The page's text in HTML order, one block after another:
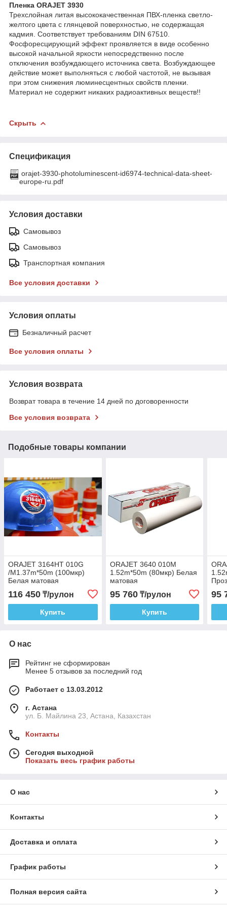
Пленка ORAJET 3930
Трехслойная литая высококачественная ПВХ-пленка светло-
желтого цвета с глянцевой поверхностью, не содержащая
кадмия. Соответствует требованиям DIN 67510.
Фосфоресцирующий эффект проявляется в виде особенно
высокой начальной яркости непосредственно после
отключения возбуждающего источника света. Возбуждающее
действие может выполняться с любой частотой, не вызывая
при этом снижения люминесцентных свойств пленки.
Материал не содержит никаких радиоактивных веществ!!
Скрыть
Спецификация
orajet-3930-photoluminescent-id6974-technical-data-sheet-
europe-ru.pdf
Условия доставки
Самовывоз
Самовывоз
Транспортная компания
Все условия доставки
Условия оплаты
Безналичный расчет
Все условия оплаты
Условия возврата
Возврат товара в течение 14 дней по договоренности
Все условия возврата
Подобные товары компании
ORAJET 3164HT 010G
/M1.37m*50m (100мкр)
Белая матовая
116 450 ₸/рулон
Купить
ORAJET 3640 010М
1.52m*50m (80мкр) Белая
матовая
95 760₸/рулон
Купить
95
О нас
Рейтинг не сформирован
Менее 5 отзывов за последний год
Работает с 13.03.2012
г. Астана
ул. Б. Майлина 23, Астана, Казахстан
Контакты
Сегодня выходной
Показать весь график работы
О нас
Контакты
Доставка и оплата
График работы
Полная версия сайта